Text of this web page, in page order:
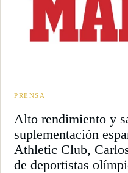
PRENSA
Alto rendimiento y
suplementación
Athletic Club,
de deportistas